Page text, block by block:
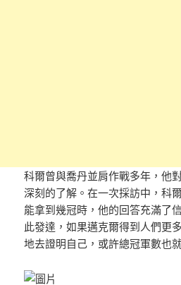
科爾曾與喬丹並肩作戰多年，他
深刻的了解。在一次採訪中，科
能拿到幾冠時，他的回答充滿了
此發達，如果邁克爾得到人們更
地去證明自己，或許總冠軍數也